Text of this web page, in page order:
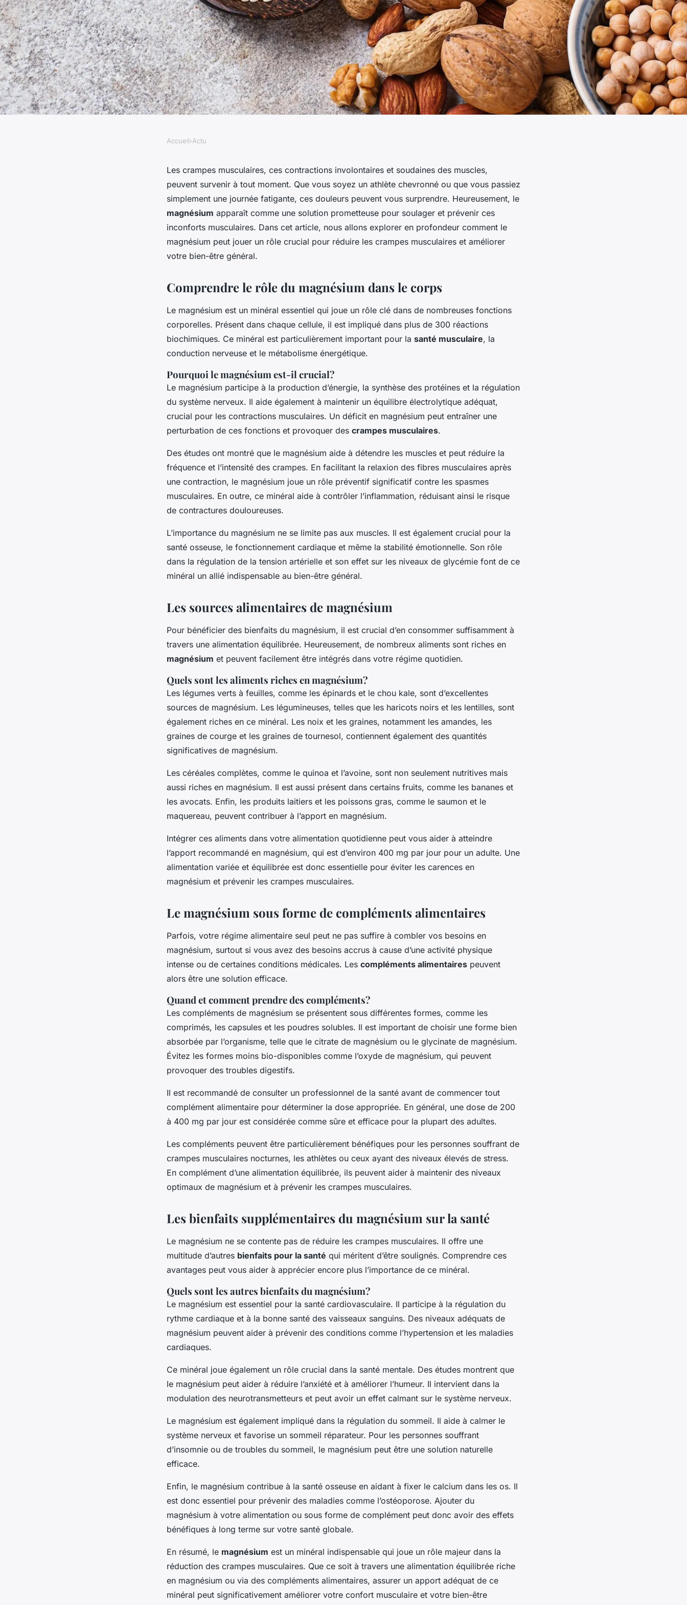
Quels sont les effets de la
consommation de magnésium sur la
réduction des crampes musculaires?
Accueil›Actu
Les crampes musculaires, ces contractions involontaires et soudaines des muscles,
peuvent survenir à tout moment. Que vous soyez un athlète chevronné ou que vous passiez
simplement une journée fatigante, ces douleurs peuvent vous surprendre. Heureusement, le
magnésium apparaît comme une solution prometteuse pour soulager et prévenir ces
inconforts musculaires. Dans cet article, nous allons explorer en profondeur comment le
magnésium peut jouer un rôle crucial pour réduire les crampes musculaires et améliorer
votre bien-être général.
Comprendre le rôle du magnésium dans le corps
Le magnésium est un minéral essentiel qui joue un rôle clé dans de nombreuses fonctions
corporelles. Présent dans chaque cellule, il est impliqué dans plus de 300 réactions
biochimiques. Ce minéral est particulièrement important pour la santé musculaire, la
conduction nerveuse et le métabolisme énergétique.
Pourquoi le magnésium est-il crucial?
Le magnésium participe à la production d’énergie, la synthèse des protéines et la régulation
du système nerveux. Il aide également à maintenir un équilibre électrolytique adéquat,
crucial pour les contractions musculaires. Un déficit en magnésium peut entraîner une
perturbation de ces fonctions et provoquer des crampes musculaires.
Des études ont montré que le magnésium aide à détendre les muscles et peut réduire la
fréquence et l’intensité des crampes. En facilitant la relaxion des fibres musculaires après
une contraction, le magnésium joue un rôle préventif significatif contre les spasmes
musculaires. En outre, ce minéral aide à contrôler l’inflammation, réduisant ainsi le risque
de contractures douloureuses.
L’importance du magnésium ne se limite pas aux muscles. Il est également crucial pour la
santé osseuse, le fonctionnement cardiaque et même la stabilité émotionnelle. Son rôle
dans la régulation de la tension artérielle et son effet sur les niveaux de glycémie font de ce
minéral un allié indispensable au bien-être général.
Les sources alimentaires de magnésium
Pour bénéficier des bienfaits du magnésium, il est crucial d’en consommer suffisamment à
travers une alimentation équilibrée. Heureusement, de nombreux aliments sont riches en
magnésium et peuvent facilement être intégrés dans votre régime quotidien.
Quels sont les aliments riches en magnésium?
Les légumes verts à feuilles, comme les épinards et le chou kale, sont d’excellentes
sources de magnésium. Les légumineuses, telles que les haricots noirs et les lentilles, sont
également riches en ce minéral. Les noix et les graines, notamment les amandes, les
graines de courge et les graines de tournesol, contiennent également des quantités
significatives de magnésium.
Les céréales complètes, comme le quinoa et l’avoine, sont non seulement nutritives mais
aussi riches en magnésium. Il est aussi présent dans certains fruits, comme les bananes et
les avocats. Enfin, les produits laitiers et les poissons gras, comme le saumon et le
maquereau, peuvent contribuer à l’apport en magnésium.
Intégrer ces aliments dans votre alimentation quotidienne peut vous aider à atteindre
l’apport recommandé en magnésium, qui est d’environ 400 mg par jour pour un adulte. Une
alimentation variée et équilibrée est donc essentielle pour éviter les carences en
magnésium et prévenir les crampes musculaires.
Le magnésium sous forme de compléments alimentaires
Parfois, votre régime alimentaire seul peut ne pas suffire à combler vos besoins en
magnésium, surtout si vous avez des besoins accrus à cause d’une activité physique
intense ou de certaines conditions médicales. Les compléments alimentaires peuvent
alors être une solution efficace.
Quand et comment prendre des compléments?
Les compléments de magnésium se présentent sous différentes formes, comme les
comprimés, les capsules et les poudres solubles. Il est important de choisir une forme bien
absorbée par l’organisme, telle que le citrate de magnésium ou le glycinate de magnésium.
Évitez les formes moins bio-disponibles comme l’oxyde de magnésium, qui peuvent
provoquer des troubles digestifs.
Il est recommandé de consulter un professionnel de la santé avant de commencer tout
complément alimentaire pour déterminer la dose appropriée. En général, une dose de 200
à 400 mg par jour est considérée comme sûre et efficace pour la plupart des adultes.
Les compléments peuvent être particulièrement bénéfiques pour les personnes souffrant de
crampes musculaires nocturnes, les athlètes ou ceux ayant des niveaux élevés de stress.
En complément d’une alimentation équilibrée, ils peuvent aider à maintenir des niveaux
optimaux de magnésium et à prévenir les crampes musculaires.
Les bienfaits supplémentaires du magnésium sur la santé
Le magnésium ne se contente pas de réduire les crampes musculaires. Il offre une
multitude d’autres bienfaits pour la santé qui méritent d’être soulignés. Comprendre ces
avantages peut vous aider à apprécier encore plus l’importance de ce minéral.
Quels sont les autres bienfaits du magnésium?
Le magnésium est essentiel pour la santé cardiovasculaire. Il participe à la régulation du
rythme cardiaque et à la bonne santé des vaisseaux sanguins. Des niveaux adéquats de
magnésium peuvent aider à prévenir des conditions comme l’hypertension et les maladies
cardiaques.
Ce minéral joue également un rôle crucial dans la santé mentale. Des études montrent que
le magnésium peut aider à réduire l’anxiété et à améliorer l’humeur. Il intervient dans la
modulation des neurotransmetteurs et peut avoir un effet calmant sur le système nerveux.
Le magnésium est également impliqué dans la régulation du sommeil. Il aide à calmer le
système nerveux et favorise un sommeil réparateur. Pour les personnes souffrant
d’insomnie ou de troubles du sommeil, le magnésium peut être une solution naturelle
efficace.
Enfin, le magnésium contribue à la santé osseuse en aidant à fixer le calcium dans les os. Il
est donc essentiel pour prévenir des maladies comme l’ostéoporose. Ajouter du
magnésium à votre alimentation ou sous forme de complément peut donc avoir des effets
bénéfiques à long terme sur votre santé globale.
En résumé, le magnésium est un minéral indispensable qui joue un rôle majeur dans la
réduction des crampes musculaires. Que ce soit à travers une alimentation équilibrée riche
en magnésium ou via des compléments alimentaires, assurer un apport adéquat de ce
minéral peut significativement améliorer votre confort musculaire et votre bien-être